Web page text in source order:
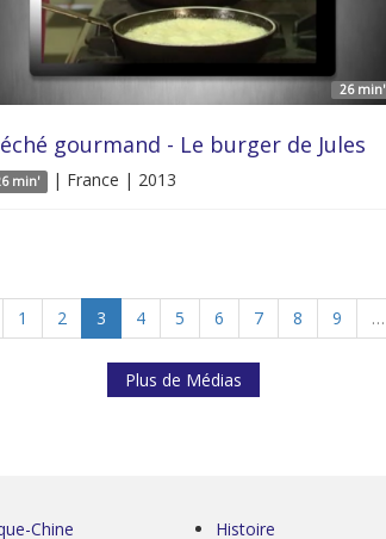
26 min'
gourmand - Le burger de Jules
min' | France | 2013
1 2 3 4 5 6 7 8 9 …
Plus de Médias
Chine Histoire